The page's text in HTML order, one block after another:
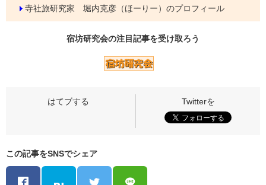
寺社旅研究家 堀内克彦（ほーりー）のプロフィール
宿坊研究会の注目記事を受け取ろう
この記事をSNSでシェア